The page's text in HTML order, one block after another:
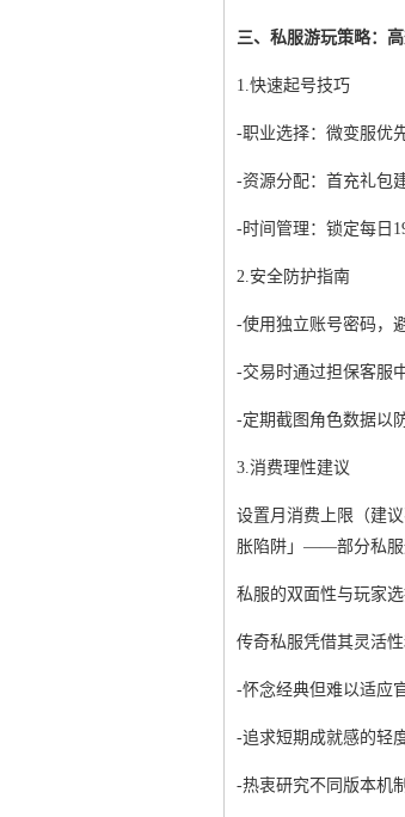
三、私服游玩策略：
1.快速起号技巧
-职业选择：微变服优
-资源分配：首充礼包
-时间管理：锁定每日
2.安全防护指南
-使用独立账号密码，
-交易时通过担保客服
-定期截图角色数据以
3.消费理性建议
设置月消费上限（建
胀陷阱」——部分私服
私服的双面性与玩家
传奇私服凭借其灵活
-怀念经典但难以适应
-追求短期成就感的轻
-热衷研究不同版本机